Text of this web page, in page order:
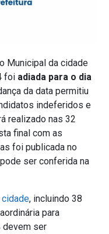
Municipal da cidade
foi adiada para o dia
da data permitiu
indeferidos e
realizado nas 32
final com as
foi publicada no
ser conferida na
, incluindo 38
para
devem ser